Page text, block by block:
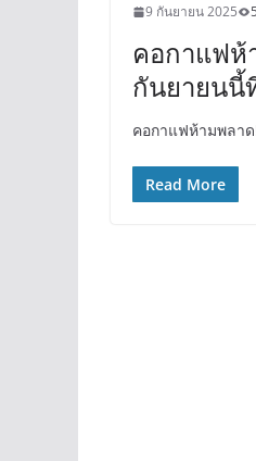
9 กันยายน 2025
คอกาแฟห้
กันยายนนี้
คอกาแฟห้ามพลา
Read More